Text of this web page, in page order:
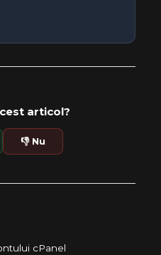
articol?
👎 Nu
cPanel